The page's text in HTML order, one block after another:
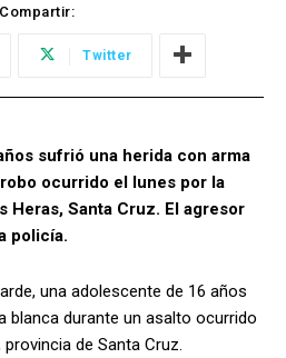
Compartir:
Twitter
sufrió una herida con arma
ocurrido el lunes por la
Heras, Santa Cruz. El agresor
policía.
una adolescente de 16 años
blanca durante un asalto ocurrido
de Santa Cruz.